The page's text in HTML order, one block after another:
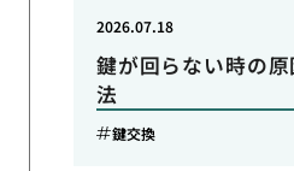
鍵が回らない時の
法
2026.07.18
鍵交換